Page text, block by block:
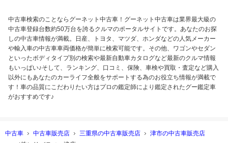
中古車検索のことならグーネット中古車！グーネット中古車は業界最大級の
中古車登録台数約50万台を誇るクルマのポータルサイトです。あなたのお探
しの中古車情報が満載。日産、トヨタ、マツダ、ホンダなどの人気メーカー
や輸入車の中古車車両価格が簡単に検索可能です。その他、ワゴンやセダン
といったボディタイプ別の検索や最新自動車カタログなど最新のクルマ情報
もいっぱい♪そして、ランキング、口コミ、保険、車検や買取・査定など購入
以外にもあなたのカーライフ全般をサポートする為のお役立ち情報が満載で
す！車の品質にこだわりたい方はプロの鑑定師により鑑定されたグー鑑定車
がおすすめです♪
中古車 中古車販売店 三重県の中古車販売店
津市の中古車販売店